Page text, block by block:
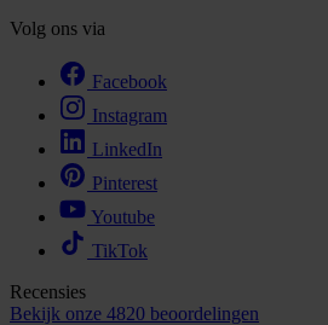
Volg ons via
Facebook
Instagram
LinkedIn
Pinterest
Youtube
TikTok
Recensies
Bekijk onze 4820 beoordelingen